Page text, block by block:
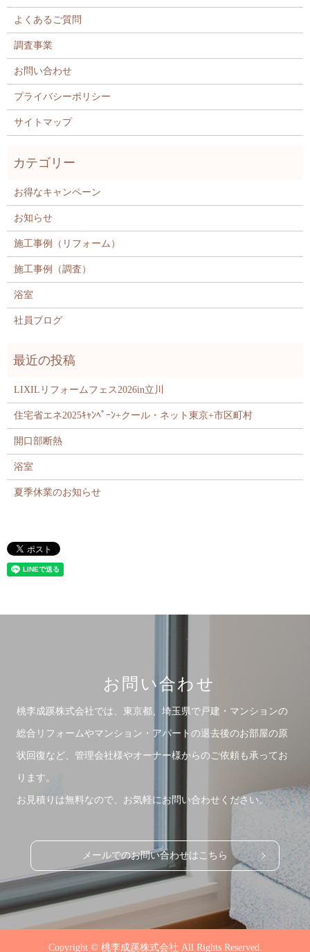
よくあるご質問
調査事業
お問い合わせ
プライバシーポリシー
サイトマップ
お得なキャンペーン
お知らせ
施工事例（リフォーム）
施工事例（調査）
浴室
社員ブログ
LIXILリフォームフェス2026in立川
住宅省エネ2025ｷｬﾝﾍﾟｰﾝ+クール・ネット東京+市区町村
開口部断熱
浴室
夏季休業のお知らせ
お問い合わせ
桃李成蹊株式会社では、東京都、埼玉県で戸建・マンションの
総合リフォームやマンション・アパートの退去後のお部屋の原
状回復など、管理会社様やオーナー様からのご依頼も承ってお
ります。
お見積りは無料なので、お気軽にお問い合わせください。
メールでのお問い合わせはこちら
Copyright © 桃李成蹊株式会社 All Rights Reserved.